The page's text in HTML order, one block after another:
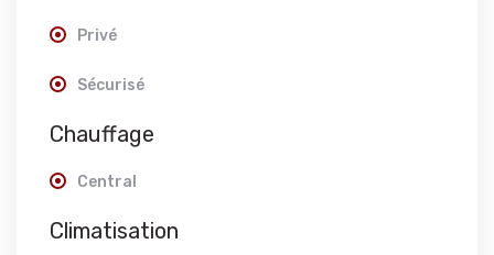
Privé
Sécurisé
Chauffage
Central
Climatisation